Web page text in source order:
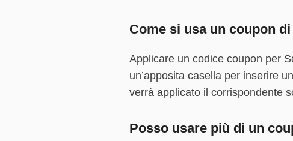
Come si usa un coupon
Applicare un codice coupon per
un’apposita casella per inserire
verrà applicato il corrispondente
Posso usare più di un